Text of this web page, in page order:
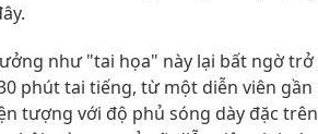
như "tai họa" này lại bất ngờ
phút tai tiếng, từ một diễn viên
tượng với độ phủ sóng dày đặc